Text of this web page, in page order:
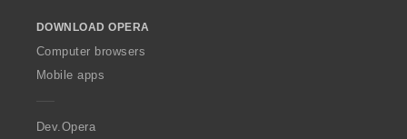
w
O
p
a
DOWNLOAD OPERA
Computer browsers
Mobile apps
Dev.Opera